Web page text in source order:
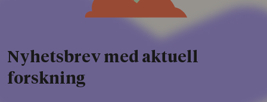
Nyhetsbrev med aktuell
forskning